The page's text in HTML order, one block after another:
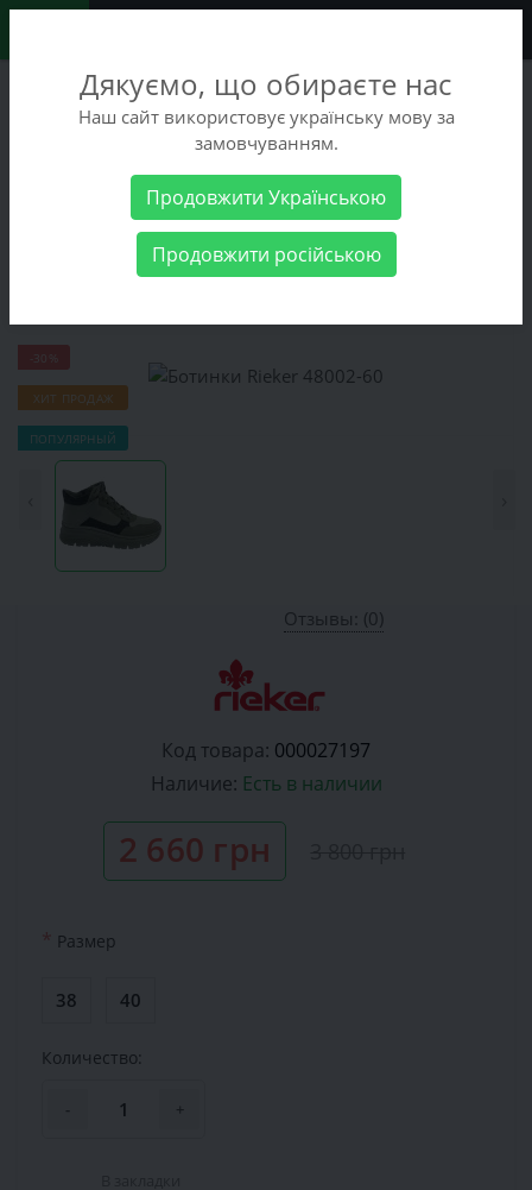
+38 (068) 486-90-09
+38 (093) 486-90-09
Женские товары Женская обувь Ботинки Rieker 48002-60
Ботинки Rieker 48002-60
ХИТ ПРОДАЖ
ПОПУЛЯРНЫЙ
Отзывы: (0)
Код товара: 000027197
Наличие: Есть в наличии
2 660 грн
* Размер
38 40
Количество:
- +
Дякуємо, що обираєте нас
Наш сайт використовує українську мову за
замовчуванням.
Продовжити Українською
Продовжити російською